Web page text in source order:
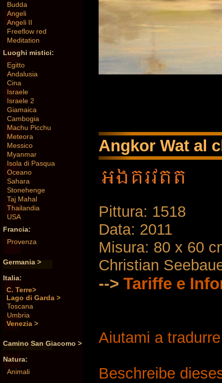
Budda
Angeli
Angeli II
Freeflow red
Meditation
Luoghi mistici:
Egitto
Andalusia
Cina
Israele
Israele 2
Giamaica
Cambogia
Machu Picchu
Meteora
Messico
Myanmar
Isola di Pasqua
Oceano
Sahara
Stonehenge
Taj Mahal
Thailandia
USA
Francia:
Provenza
Germania >
Italia:
C. Terre>
Lago di Garda >
Toscana
Umbria
Venezia >
Camino San Giacomo >
Natura:
Animali
Angkor Wat al
Pittura: 1518
Data: 2011
Misura: 80 x 60
Christian
--> Tariffe e
Aiutami a
Beschreibe